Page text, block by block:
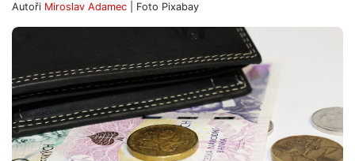
Autoři Miroslav Adamec | Foto Pixabay